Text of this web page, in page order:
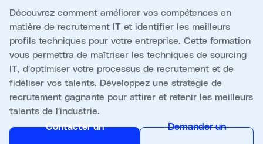
Découvrez comment améliorer vos compétences en
matière de recrutement IT et identifier les meilleurs
profils techniques pour votre entreprise. Cette formation
vous permettra de maîtriser les techniques de sourcing
IT, d'optimiser votre processus de recrutement et de
fidéliser vos talents. Développez une stratégie de
recrutement gagnante pour attirer et retenir les meilleurs
talents de l'industrie.
Contacter un Demander un